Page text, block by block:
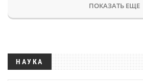
ПОКАЗАТЬ ЕЩЕ
НАУКА